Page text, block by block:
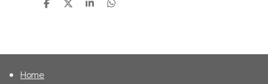
D
D
S
D
Home